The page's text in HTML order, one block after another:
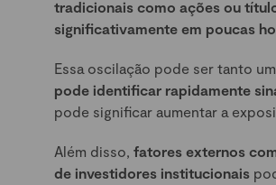
tradicionais como ações ou
significativamente em poucas
Essa oscilação pode ser tanto
pode identificar rapidamente
pode significar aumentar a
Além disso, fatores externos
de investidores institucionais